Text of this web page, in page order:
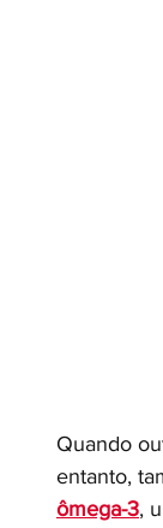
Quando
entanto,
ômega-3,